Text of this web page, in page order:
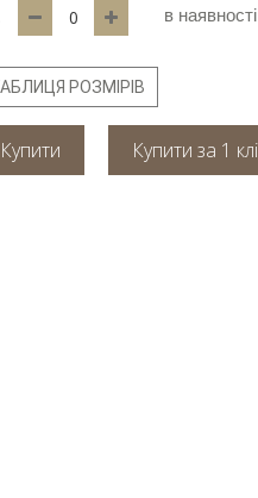
в наявності
РОЗМІРІВ
Купити